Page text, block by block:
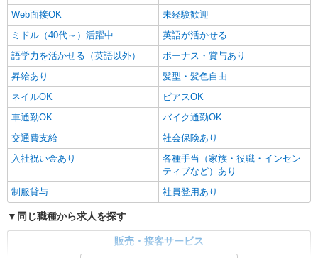
Web面接OK
未経験歓迎
ミドル（40代～）活躍中
英語が活かせる
語学力を活かせる（英語以外）
ボーナス・賞与あり
昇給あり
髪型・髪色自由
ネイルOK
ピアスOK
車通勤OK
バイク通勤OK
交通費支給
社会保険あり
入社祝い金あり
各種手当（家族・役職・インセン
ティブなど）あり
制服貸与
社員登用あり
同じ職種から求人を探す
販売・接客サービス